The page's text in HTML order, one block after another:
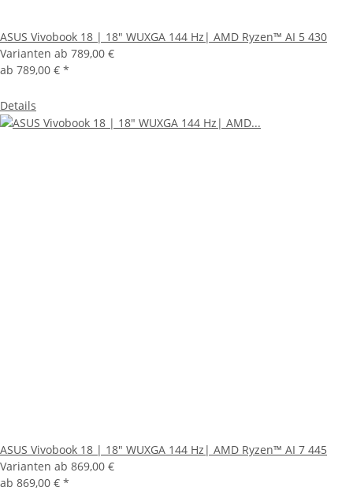
ASUS Vivobook 18 | 18" WUXGA 144 Hz| AMD Ryzen™ AI 5 430
Varianten ab 789,00 €
ab 789,00 € *
Details
ASUS Vivobook 18 | 18" WUXGA 144 Hz| AMD Ryzen™ AI 7 445
Varianten ab 869,00 €
ab 869,00 € *